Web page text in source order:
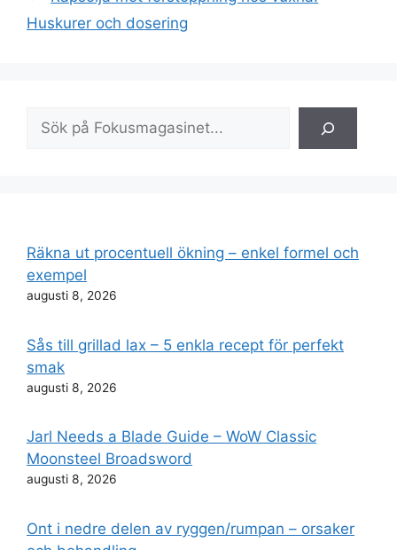
Huskurer och dosering
Sök
Räkna ut procentuell ökning – enkel formel och
exempel
augusti 8, 2026
Sås till grillad lax – 5 enkla recept för perfekt
smak
augusti 8, 2026
Jarl Needs a Blade Guide – WoW Classic
Moonsteel Broadsword
augusti 8, 2026
Ont i nedre delen av ryggen/rumpan – orsaker